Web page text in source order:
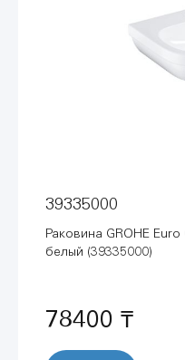
39335000
Раковина GROHE
белый (39335000)
78400 ₸